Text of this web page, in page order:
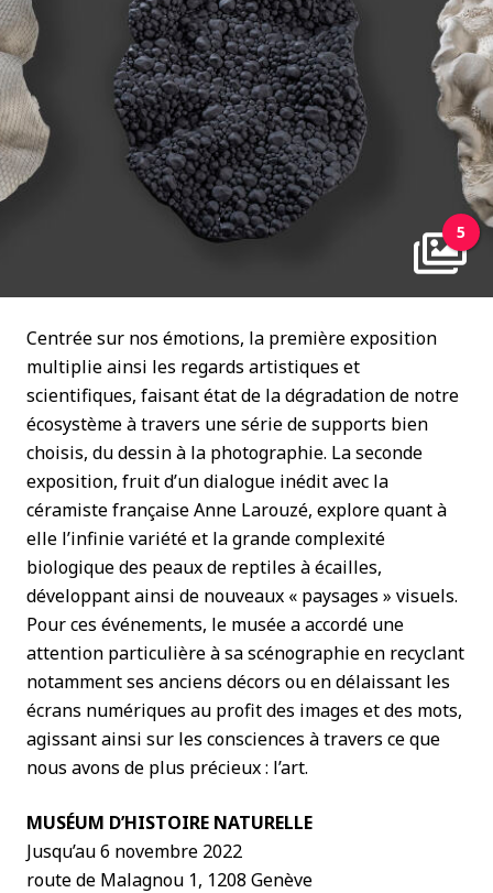
5
Centrée sur nos émotions, la première exposition
multiplie ainsi les regards artistiques et
scientifiques, faisant état de la dégradation de notre
écosystème à travers une série de supports bien
choisis, du dessin à la photographie. La seconde
exposition, fruit d’un dialogue inédit avec la
céramiste française Anne Larouzé, explore quant à
elle l’infinie variété et la grande complexité
biologique des peaux de reptiles à écailles,
développant ainsi de nouveaux « paysages » visuels.
Pour ces événements, le musée a accordé une
attention particulière à sa scénographie en recyclant
notamment ses anciens décors ou en délaissant les
écrans numériques au profit des images et des mots,
agissant ainsi sur les consciences à travers ce que
nous avons de plus précieux : l’art.
MUSÉUM D’HISTOIRE NATURELLE
Jusqu’au 6 novembre 2022
route de Malagnou 1, 1208 Genève